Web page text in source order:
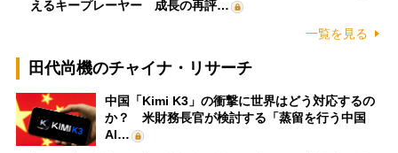
えるキープレーヤー 成長の再評…
一覧を見る
田代尚機のチャイナ・リサーチ
中国「Kimi K3」の衝撃に世界はどう対応するの
か？ 米財務長官が検討する「蒸留を行う中国
AI…